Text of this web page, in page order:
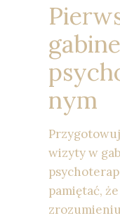
nym
wizyty w
pamiętać,